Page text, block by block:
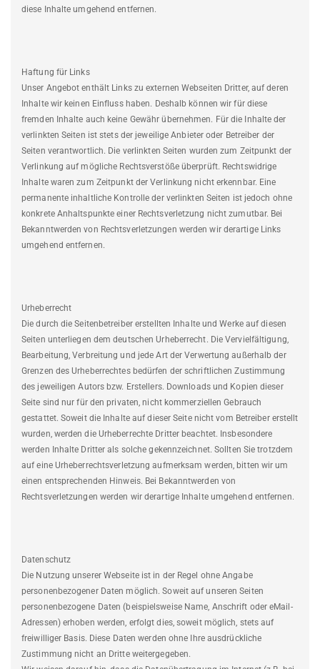
diese Inhalte umgehend entfernen.
Haftung für Links
Unser Angebot enthält Links zu externen Webseiten Dritter, auf deren
Inhalte wir keinen Einfluss haben. Deshalb können wir für diese
fremden Inhalte auch keine Gewähr übernehmen. Für die Inhalte der
verlinkten Seiten ist stets der jeweilige Anbieter oder Betreiber der
Seiten verantwortlich. Die verlinkten Seiten wurden zum Zeitpunkt der
Verlinkung auf mögliche Rechtsverstöße überprüft. Rechtswidrige
Inhalte waren zum Zeitpunkt der Verlinkung nicht erkennbar. Eine
permanente inhaltliche Kontrolle der verlinkten Seiten ist jedoch ohne
konkrete Anhaltspunkte einer Rechtsverletzung nicht zumutbar. Bei
Bekanntwerden von Rechtsverletzungen werden wir derartige Links
umgehend entfernen.
Urheberrecht
Die durch die Seitenbetreiber erstellten Inhalte und Werke auf diesen
Seiten unterliegen dem deutschen Urheberrecht. Die Vervielfältigung,
Bearbeitung, Verbreitung und jede Art der Verwertung außerhalb der
Grenzen des Urheberrechtes bedürfen der schriftlichen Zustimmung
des jeweiligen Autors bzw. Erstellers. Downloads und Kopien dieser
Seite sind nur für den privaten, nicht kommerziellen Gebrauch
gestattet. Soweit die Inhalte auf dieser Seite nicht vom Betreiber erstellt
wurden, werden die Urheberrechte Dritter beachtet. Insbesondere
werden Inhalte Dritter als solche gekennzeichnet. Sollten Sie trotzdem
auf eine Urheberrechtsverletzung aufmerksam werden, bitten wir um
einen entsprechenden Hinweis. Bei Bekanntwerden von
Rechtsverletzungen werden wir derartige Inhalte umgehend entfernen.
Datenschutz
Die Nutzung unserer Webseite ist in der Regel ohne Angabe
personenbezogener Daten möglich. Soweit auf unseren Seiten
personenbezogene Daten (beispielsweise Name, Anschrift oder eMail-
Adressen) erhoben werden, erfolgt dies, soweit möglich, stets auf
freiwilliger Basis. Diese Daten werden ohne Ihre ausdrückliche
Zustimmung nicht an Dritte weitergegeben.